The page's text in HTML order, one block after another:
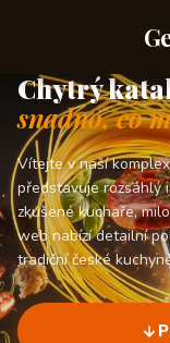
Chytrý
snadno, co
Vítejte v naší
představuje rozsáhlý
zkušené kuchaře,
web nabízí detailní
tradiční české